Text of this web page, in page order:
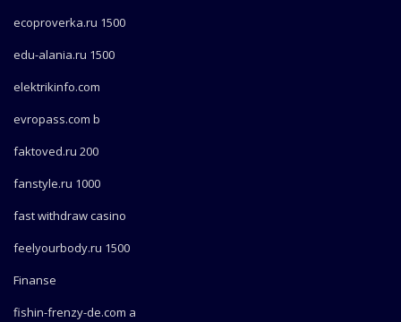
ecoproverka.ru 1500
edu-alania.ru 1500
elektrikinfo.com
evropass.com b
faktoved.ru 200
fanstyle.ru 1000
fast withdraw casino
feelyourbody.ru 1500
Finanse
fishin-frenzy-de.com a